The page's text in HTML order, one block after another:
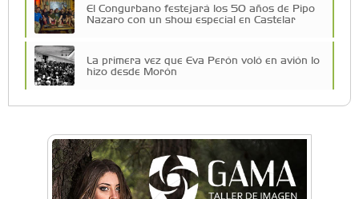
El Congurbano festejará los 50 años de Pipo
Nazaro con un show especial en Castelar
La primera vez que Eva Perón voló en avión lo
hizo desde Morón
Mariana Croce: "Hoy las empresas necesitan
un asesoramiento integral para crecer con
seguridad"